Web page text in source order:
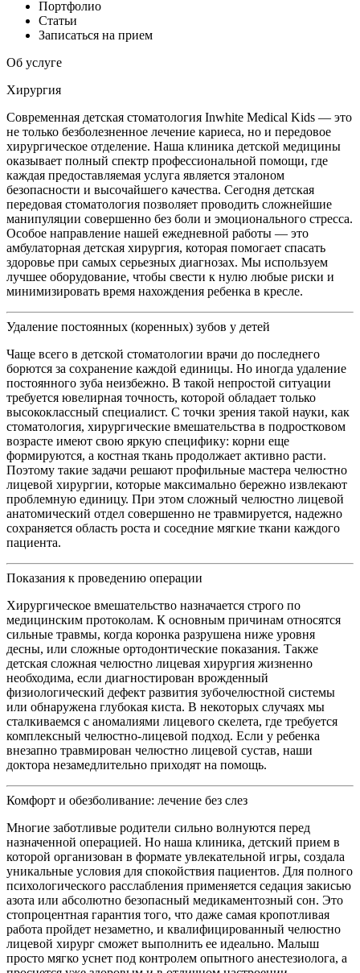
Портфолио
Статьи
Записаться на прием
Об услуге
Хирургия
Современная детская стоматология Inwhite Medical Kids — это
не только безболезненное лечение кариеса, но и передовое
хирургическое отделение. Наша клиника детской медицины
оказывает полный спектр профессиональной помощи, где
каждая предоставляемая услуга является эталоном
безопасности и высочайшего качества. Сегодня детская
передовая стоматология позволяет проводить сложнейшие
манипуляции совершенно без боли и эмоционального стресса.
Особое направление нашей ежедневной работы — это
амбулаторная детская хирургия, которая помогает спасать
здоровье при самых серьезных диагнозах. Мы используем
лучшее оборудование, чтобы свести к нулю любые риски и
минимизировать время нахождения ребенка в кресле.
Удаление постоянных (коренных) зубов у детей
Чаще всего в детской стоматологии врачи до последнего
борются за сохранение каждой единицы. Но иногда удаление
постоянного зуба неизбежно. В такой непростой ситуации
требуется ювелирная точность, которой обладает только
высококлассный специалист. С точки зрения такой науки, как
стоматология, хирургические вмешательства в подростковом
возрасте имеют свою яркую специфику: корни еще
формируются, а костная ткань продолжает активно расти.
Поэтому такие задачи решают профильные мастера челюстно
лицевой хирургии, которые максимально бережно извлекают
проблемную единицу. При этом сложный челюстно лицевой
анатомический отдел совершенно не травмируется, надежно
сохраняется область роста и соседние мягкие ткани каждого
пациента.
Показания к проведению операции
Хирургическое вмешательство назначается строго по
медицинским протоколам. К основным причинам относятся
сильные травмы, когда коронка разрушена ниже уровня
десны, или сложные ортодонтические показания. Также
детская сложная челюстно лицевая хирургия жизненно
необходима, если диагностирован врожденный
физиологический дефект развития зубочелюстной системы
или обнаружена глубокая киста. В некоторых случаях мы
сталкиваемся с аномалиями лицевого скелета, где требуется
комплексный челюстно-лицевой подход. Если у ребенка
внезапно травмирован челюстно лицевой сустав, наши
доктора незамедлительно приходят на помощь.
Комфорт и обезболивание: лечение без слез
Многие заботливые родители сильно волнуются перед
назначенной операцией. Но наша клиника, детский прием в
которой организован в формате увлекательной игры, создала
уникальные условия для спокойствия пациентов. Для полного
психологического расслабления применяется седация закисью
азота или абсолютно безопасный медикаментозный сон. Это
стопроцентная гарантия того, что даже самая кропотливая
работа пройдет незаметно, и квалифицированный челюстно
лицевой хирург сможет выполнить ее идеально. Малыш
просто мягко уснет под контролем опытного анестезиолога, а